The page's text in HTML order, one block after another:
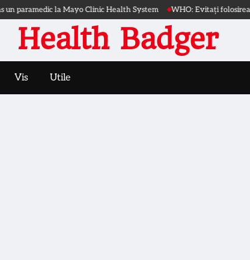
la Mayo Clinic Health System WHO: Evitați folosirea apei din
Health Badger
Vis Utile